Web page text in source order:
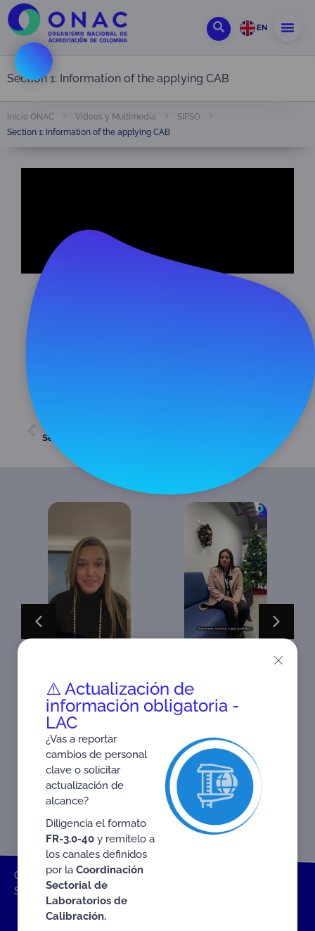
EN
Section 1: Information of the applying CAB
Inicio ONAC Videos y Multimedia
SIPSO
Section 1: Information of the applying CAB
Section 1: Information of the applying
INTRO 5 tips
(Lanzamiento
video tutoriales)
Section 1:
Information of
applying
ONAC Inicio ONAC Videos y Multimedia
Section 1: Information of the applying CAB
⚠️ Actualización de
información obligatoria -
LAC
¿Vas a reportar
cambios de personal
clave o solicitar
actualización de
alcance?
Diligencia el formato
FR-3.0-40y remítelo a
los canales definidos
por la Coordinación
Sectorial de
Laboratorios de
Calibración.